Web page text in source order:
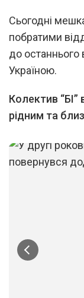
Сьогодні
побратими
до останнього
Україною.
Колектив
рідним та